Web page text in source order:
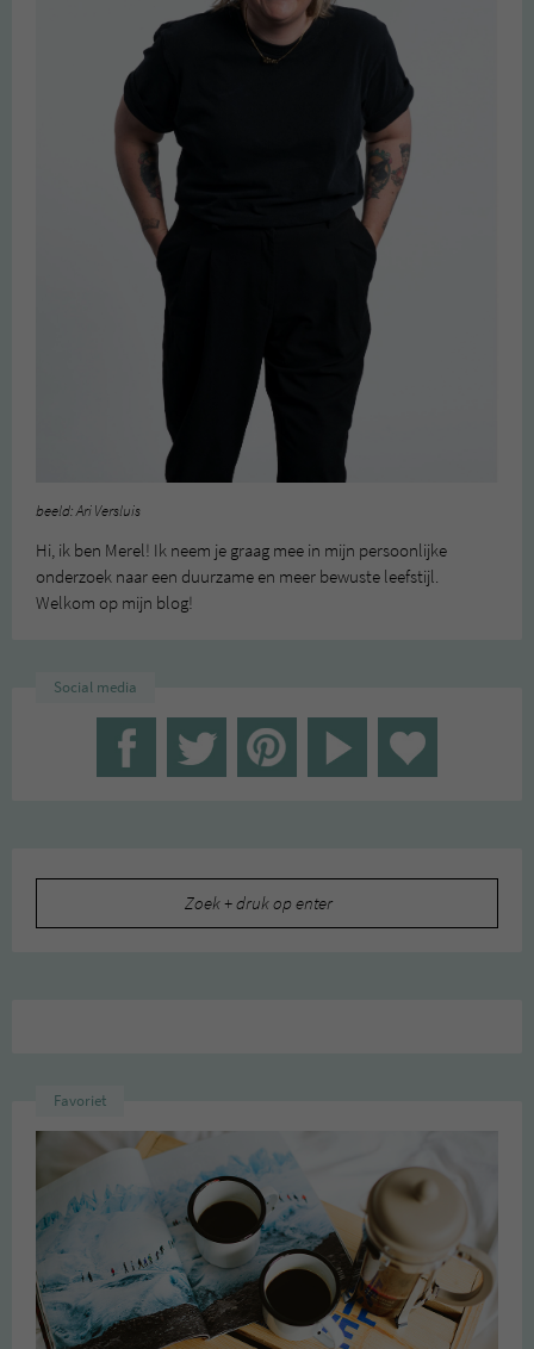
beeld: Ari Versluis
Hi, ik ben Merel! Ik neem je graag mee in mijn persoonlijke
onderzoek naar een duurzame en meer bewuste leefstijl.
Welkom op mijn blog!
Social media
Favoriet